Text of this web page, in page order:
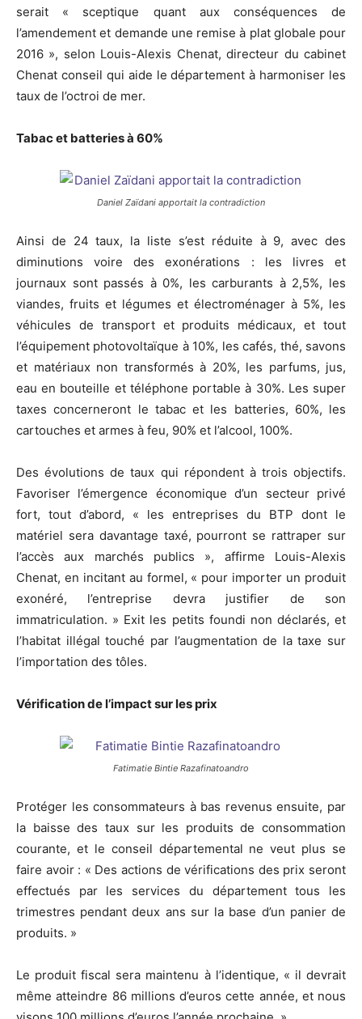
serait « sceptique quant aux conséquences de
l’amendement et demande une remise à plat globale pour
2016 », selon Louis-Alexis Chenat, directeur du cabinet
Chenat conseil qui aide le département à harmoniser les
taux de l’octroi de mer.
Tabac et batteries à 60%
Daniel Zaïdani apportait la contradiction
Ainsi de 24 taux, la liste s’est réduite à 9, avec des
diminutions voire des exonérations : les livres et
journaux sont passés à 0%, les carburants à 2,5%, les
viandes, fruits et légumes et électroménager à 5%, les
véhicules de transport et produits médicaux, et tout
l’équipement photovoltaïque à 10%, les cafés, thé, savons
et matériaux non transformés à 20%, les parfums, jus,
eau en bouteille et téléphone portable à 30%. Les super
taxes concerneront le tabac et les batteries, 60%, les
cartouches et armes à feu, 90% et l’alcool, 100%.
Des évolutions de taux qui répondent à trois objectifs.
Favoriser l’émergence économique d’un secteur privé
fort, tout d’abord, « les entreprises du BTP dont le
matériel sera davantage taxé, pourront se rattraper sur
l’accès aux marchés publics », affirme Louis-Alexis
Chenat, en incitant au formel, « pour importer un produit
exonéré, l’entreprise devra justifier de son
immatriculation. » Exit les petits foundi non déclarés, et
l’habitat illégal touché par l’augmentation de la taxe sur
l’importation des tôles.
Vérification de l’impact sur les prix
Fatimatie Bintie Razafinatoandro
Protéger les consommateurs à bas revenus ensuite, par
la baisse des taux sur les produits de consommation
courante, et le conseil départemental ne veut plus se
faire avoir : « Des actions de vérifications des prix seront
effectués par les services du département tous les
trimestres pendant deux ans sur la base d’un panier de
produits. »
Le produit fiscal sera maintenu à l’identique, « il devrait
même atteindre 86 millions d’euros cette année, et nous